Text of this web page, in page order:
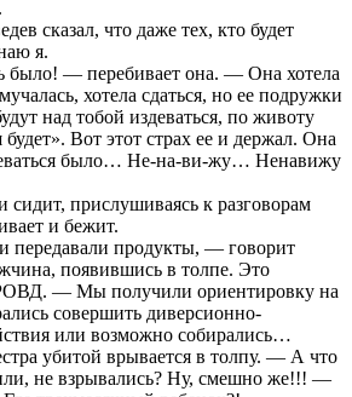
сказал, что даже тех, кто будет
я.
было! — перебивает она. — Она хотела
хотела сдаться, но ее подружки
над тобой издеваться, по животу
Вот этот страх ее и держал. Она
было… Не-на-ви-жу… Ненавижу
сидит, прислушиваясь к разговорам
и бежит.
продукты, — говорит
появившись в толпе. Это
— Мы получили ориентировку на
совершить диверсионно-
или возможно собирались…
убитой врывается в толпу. — А что
не взрывались? Ну, смешно же!!! —